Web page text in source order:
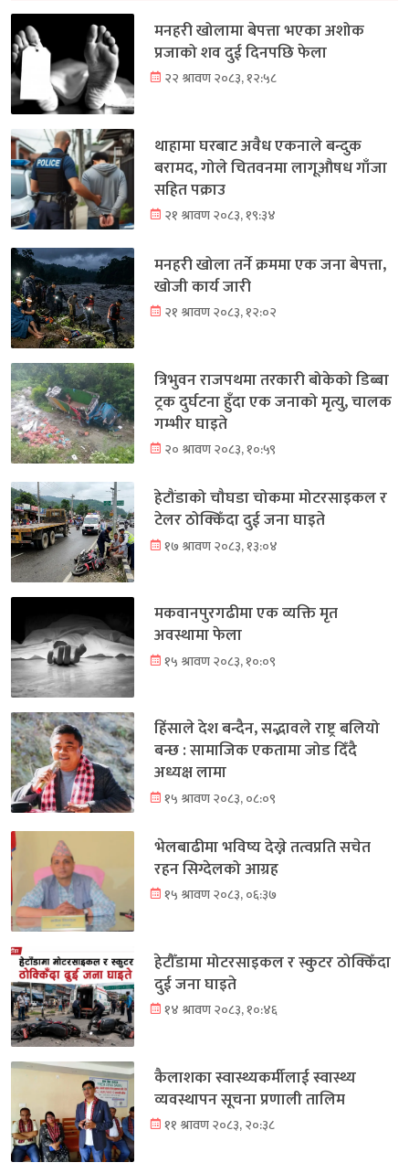
मनहरी खोलामा बेपत्ता भएका अशोक
प्रजाको शव दुई दिनपछि फेला
२२ श्रावण २०८३, १२:५८
थाहामा घरबाट अवैध एकनाले बन्दुक
बरामद, गोले चितवनमा लागूऔषध गाँजा
सहित पक्राउ
२१ श्रावण २०८३, १९:३४
मनहरी खोला तर्ने क्रममा एक जना बेपत्ता,
खोजी कार्य जारी
२१ श्रावण २०८३, १२:०२
त्रिभुवन राजपथमा तरकारी बोकेको डिब्बा
ट्रक दुर्घटना हुँदा एक जनाको मृत्यु, चालक
गम्भीर घाइते
२० श्रावण २०८३, १०:५९
हेटौंडाको चौघडा चोकमा मोटरसाइकल र
टेलर ठोक्किँदा दुई जना घाइते
१७ श्रावण २०८३, १३:०४
मकवानपुरगढीमा एक व्यक्ति मृत
अवस्थामा फेला
१५ श्रावण २०८३, १०:०९
हिंसाले देश बन्दैन, सद्भावले राष्ट्र बलियो
बन्छ : सामाजिक एकतामा जोड दिँदै
अध्यक्ष लामा
१५ श्रावण २०८३, ०८:०९
भेलबाढीमा भविष्य देख्ने तत्वप्रति सचेत
रहन सिग्देलको आग्रह
१५ श्रावण २०८३, ०६:३७
हेटौँडामा मोटरसाइकल र स्कुटर ठोक्किँदा
दुई जना घाइते
१४ श्रावण २०८३, १०:४६
कैलाशका स्वास्थ्यकर्मीलाई स्वास्थ्य
व्यवस्थापन सूचना प्रणाली तालिम
११ श्रावण २०८३, २०:३८